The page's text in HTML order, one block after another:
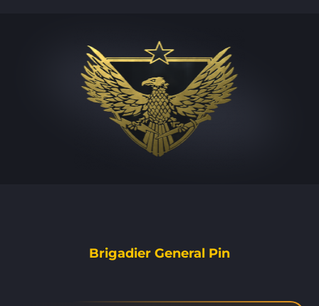
Brigadier General Pin